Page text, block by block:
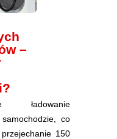
–
ładowanie
co
150